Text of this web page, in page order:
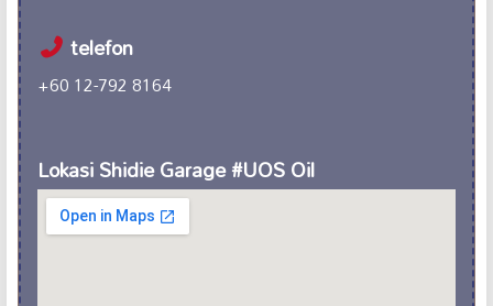
telefon
+60 12-792 8164
Lokasi Shidie Garage #UOS Oil ️